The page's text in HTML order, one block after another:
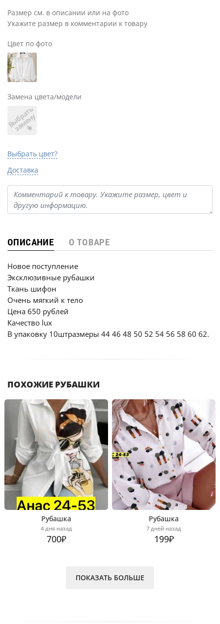
Размер см. в описании или на фото
Укажите размер в комментарии к товару
Цвет по фото
Замена цвета/модели
В
ы
б
р
а
т
ь
з
а
м
е
н
у
Выбрать цвет?
Доставка
ОПИСАНИЕ О ТОВАРЕ
Новое поступление
Эксклюзивные рубашки
Ткань шифон
Очень мягкий к тело
Цена 650 рублей
Качество lux
В упаковку 10штразмеры 44 46 48 50 52 54 56 58 60 62.
ПОХОЖИЕ РУБАШКИ
Рубашка
4 дня назад
700₽
Рубашка
7 дней назад
199₽
ПОКАЗАТЬ БОЛЬШЕ